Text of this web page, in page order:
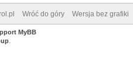
Wróć do góry Wersja bez grafiki
MyBB